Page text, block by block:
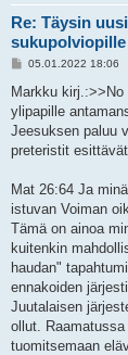
Re: Täysin
sukupolviopille
V
e
t
i
05.01.2022 18:06
Markku
ylipapille
Jeesuksen paluu
preteristit
Mat 26:64 Ja
istuvan Voiman
Tämä on ainoa
kuitenkin
haudan"
ennakoiden
Juutalaisen
ollut.
tuomitsemaan